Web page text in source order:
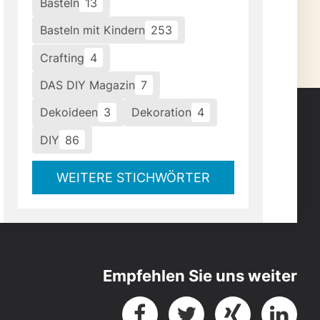
Basteln mit Kindern 253
Crafting 4
DAS DIY Magazin 7
Dekoideen 3 Dekoration 4
DIY 86
WEITERE STICHWÖRTER
Empfehlen Sie uns weiter